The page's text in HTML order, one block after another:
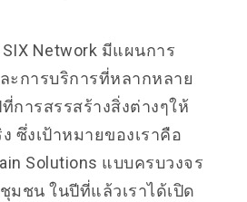
Network มีแผนการ
การบริการที่หลากหลาย
การสรรสร้างสิ่งต่างๆให้
ซึ่งเป้าหมายของเราคือ
Solutions แบบครบวงจร
มชน ในปีที่แล้วเราได้เปิด